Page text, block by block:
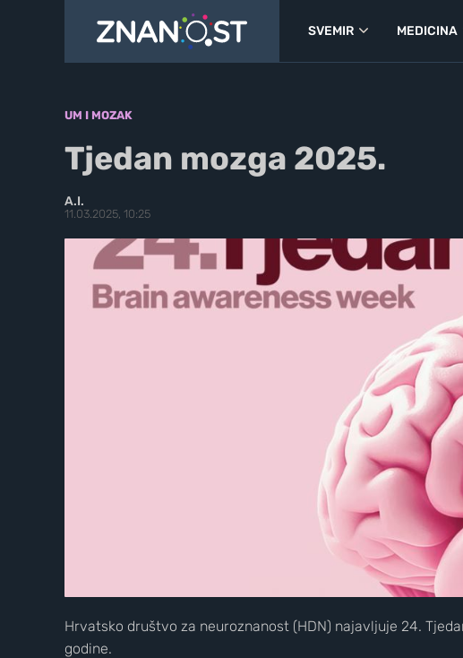
SVEMIR MEDICINA
UM I MOZAK
Tjedan mozga 2025.
A.I.
11.03.2025, 10:25
Hrvatsko društvo za neuroznanost (HDN) najavljuje 24.
godine.